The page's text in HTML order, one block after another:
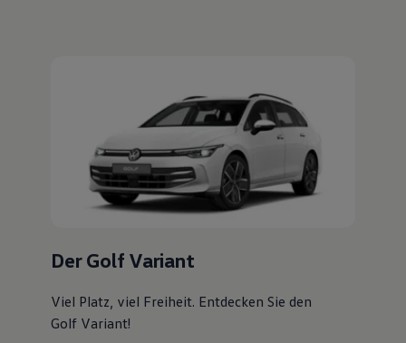
Updates für Software, Karten und Radio
Über Ihr Auto
Kundeninformationen
Volkswagen Kundenbetreuung
Warn- und Kontrollleuchten
Assistenzsysteme
Digitale Betriebsanleitung
Magazin
Lifestyle
Familie
Elektromobilität
Volkswagen R
Der Golf Variant
Viel Platz, viel Freiheit. Entdecken Sie den
Golf Variant!